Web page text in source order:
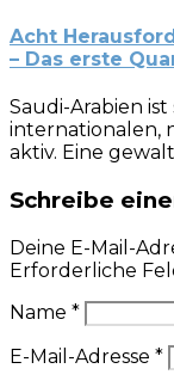
Acht
– Das erste
Saudi-Arabien
internationalen,
aktiv. Eine
Schreibe
Deine E-Mail-
Erforderliche
Name *
E-Mail-Adresse *